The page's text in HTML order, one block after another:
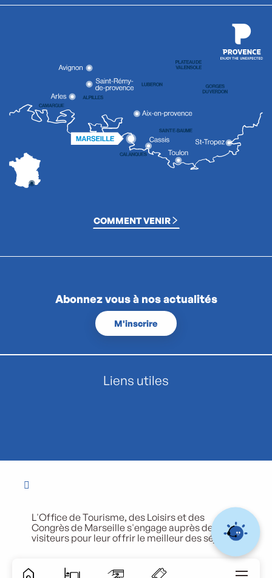
COMMENT VENIR
Abonnez vous à nos actualités
M'inscrire
Liens utiles
L'Office de Tourisme, des Loisirs et des
Congrès de Marseille s'engage auprès de ses
visiteurs pour leur offrir le meilleur des séjours.